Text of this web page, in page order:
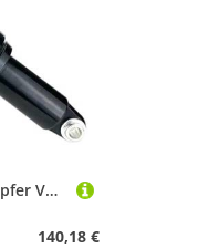
HEZHANG Fahrrad DäMpfer Vordere Luftstoßdämpfer for 165/190/200 mm Hinterradfederung, weicher Schwanzdruck, Hinterrad-Galldämpfer, Fahrradzubehör(200mm)
140,18 €